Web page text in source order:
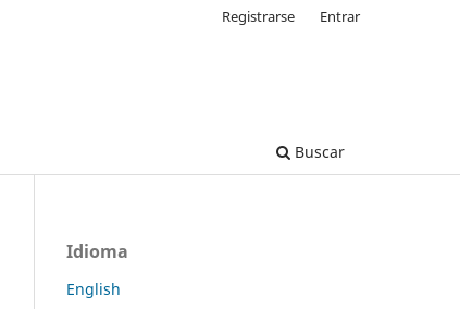
Buscar
Registrarse Entrar
Idioma
English